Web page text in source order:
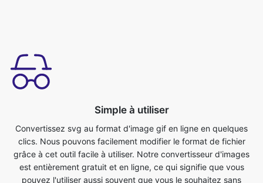
Convertissez svg au format d'image gif en ligne en quelques
clics. Nous pouvons facilement modifier le format de fichier
grâce à cet outil facile à utiliser. Notre convertisseur d'images
est entièrement gratuit et en ligne, ce qui signifie que vous
pouvez l'utiliser aussi souvent que vous le souhaitez sans
dépenser un seul centime et qu'il ne nécessite aucune
installation. Cet outil est facile à utiliser, il suffit de télécharger le
fichier original et vous obtiendrez un fichier image converti au
format gif.